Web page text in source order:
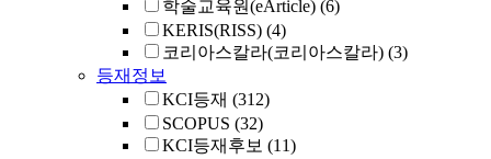
학술교육원(eArticle) (6)
KERIS(RISS) (4)
코리아스칼라(코리아스칼라) (3)
등재정보
KCI등재 (312)
SCOPUS (32)
KCI등재후보 (11)